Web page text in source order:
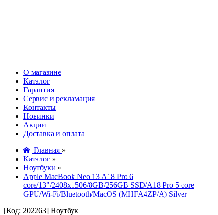
О магазине
Каталог
Гарантия
Сервис и рекламация
Контакты
Новинки
Акции
Доставка и оплата
Главная »
Каталог »
Ноутбуки »
Apple MacBook Neo 13 A18 Pro 6
core/13"/2408x1506/8GB/256GB SSD/A18 Pro 5 core
GPU/Wi-Fi/Bluetooth/MacOS (MHFA4ZP/A) Silver
[Код: 202263] Ноутбук